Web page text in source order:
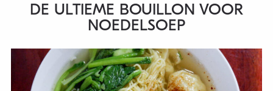
DE ULTIEME BOUILLON VOOR
NOEDELSOEP